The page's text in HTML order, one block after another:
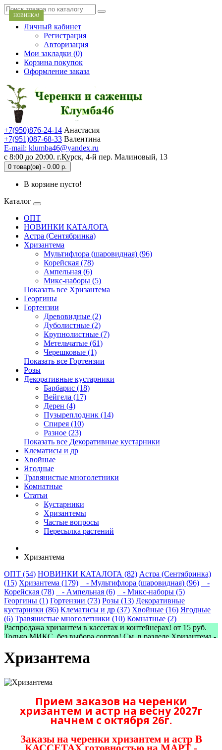
Личный кабинет
Регистрация
Авторизация
Мои закладки (0)
Корзина покупок
Оформление заказа
+7(950)876-24-14 Анастасия
+7(951)087-68-33 Валентина
E-mail: klumba46@yandex.ru
с 8:00 до 20:00. г.Курск, 4-й пер. Малиновый, 13
0 товар(ов) - 0.00 р.
В корзине пусто!
Каталог
ОПТ
НОВИНКИ КАТАЛОГА
Астра (Сентябринка)
Хризантема
Мультифлора (шаровидная) (96)
Корейская (78)
Ампельная (6)
Микс-наборы (5)
Показать все Хризантема
Георгины
Гортензии
Древовидные (2)
Дуболистные (2)
Крупнолистные (7)
Метельчатые (61)
Черешковые (1)
Показать все Гортензии
Розы
Декоративные кустарники
Барбарис (18)
Вейгела (17)
Дерен (4)
Пузыреплодник (14)
Спирея (10)
Разное (23)
Показать все Декоративные кустарники
Клематисы и др
Хвойные
Ягодные
Травянистые многолетники
Комнатные
Статьи
Кустарники
Хризантемы
Частые вопросы
Пересылка растений
Хризантема
ОПТ (54) НОВИНКИ КАТАЛОГА (82) Астра (Сентябринка)
(15) Хризантема (179) - Мультифлора (шаровидная) (96)
-
Корейская (78)
- Ампельная (6)
- Микс-наборы (5)
Георгины (1) Гортензии (73) Розы (13) Декоративные
кустарники (86) Клематисы и др (37) Хвойные (16) Ягодные
(6) Травянистые многолетники (10) Комнатные (2)
Распродажа хризантем в кассетах и контейнерах! от 15 руб.
Только МИКС, без выбора сортов! См. в разделе Хризантема -
Хризантема
Прием заказов на черенки
хризантем и астр на весну 2027г
начнем с октября 26г.
Заказы на черенки хризантем и астр В
НОВИНКА!
НОВИНКА!
НОВИНКА!
НОВИНКА!
НОВИНКА!
НОВИНКА!
НОВИНКА!
НОВИНКА!